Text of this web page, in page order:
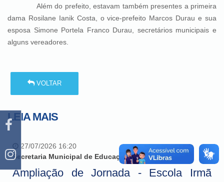
Além do prefeito, estavam também presentes a primeira
dama Rosilane Ianik Costa, o vice-prefeito Marcos Durau e sua
esposa Simone Portela Franco Durau, secretários municipais e
alguns vereadores.
VOLTAR
LEIA MAIS
27/07/2026 16:20
Secretaria Municipal de Educação, Cultura e Esporte
Ampliação de Jornada - Escola Irmã